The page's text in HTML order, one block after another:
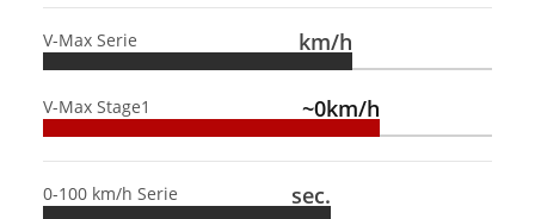
V-Max Serie km/h
V-Max Stage1 ~0km/h
0-100 km/h Serie sec.